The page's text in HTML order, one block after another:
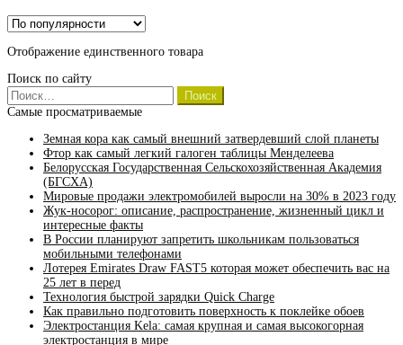
Отображение единственного товара
Поиск по сайту
Найти:
Самые просматриваемые
Земная кора как самый внешний затвердевший слой планеты
Фтор как самый легкий галоген таблицы Менделеева
Белорусская Государственная Сельскохозяйственная Академия
(БГСХА)
Мировые продажи электромобилей выросли на 30% в 2023 году
Жук-носорог: описание, распространение, жизненный цикл и
интересные факты
В России планируют запретить школьникам пользоваться
мобильными телефонами
Лотерея Emirates Draw FAST5 которая может обеспечить вас на
25 лет в перед
Технология быстрой зарядки Quick Charge
Как правильно подготовить поверхность к поклейке обоев
Электростанция Kela: самая крупная и самая высокогорная
электростанция в мире